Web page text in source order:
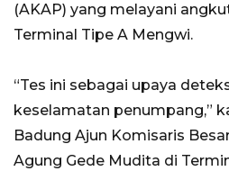
(AKAP) yang melayani
Terminal Tipe A Mengwi.
“Tes ini sebagai upaya
keselamatan penumpang,”
Badung Ajun Komisaris
Agung Gede Mudita di